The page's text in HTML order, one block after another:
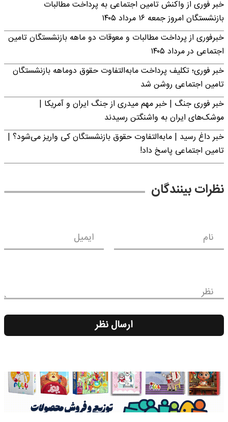
خبر فوری از واکنش تامین اجتماعی به پرداخت مطالبات
بازنشستگان امروز جمعه ۱۶ مرداد ۱۴۰۵
خبرفوری از پرداخت مطالبات و معوقات دو ماهه بازنشستگان تامین
اجتماعی در مرداد ۱۴۰۵
خبر فوری؛ تکلیف پرداخت مابه‌التفاوت حقوق دوماهه بازنشستگان
تامین اجتماعی روشن شد
خبر فوری جنگ | خبر مهم میدری از جنگ ایران و آمریکا |
موشک‌های ایران به واشنگتن رسیدند
خبر داغ رسید | مابه‌التفاوت حقوق بازنشستگان کی واریز می‌شود؟ |
تامین اجتماعی پاسخ داد!
نظرات بینندگان
نام ایمیل
نظر
ارسال نظر